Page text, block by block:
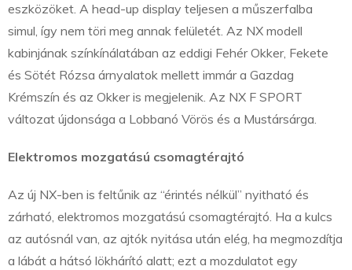
eszközöket. A head-up display teljesen a műszerfalba
simul, így nem töri meg annak felületét. Az NX modell
kabinjának színkínálatában az eddigi Fehér Okker, Fekete
és Sötét Rózsa árnyalatok mellett immár a Gazdag
Krémszín és az Okker is megjelenik. Az NX F SPORT
változat újdonsága a Lobbanó Vörös és a Mustársárga.
Elektromos mozgatású csomagtérajtó
Az új NX-ben is feltűnik az “érintés nélkül” nyitható és
zárható, elektromos mozgatású csomagtérajtó. Ha a kulcs
az autósnál van, az ajtók nyitása után elég, ha megmozdítja
a lábát a hátsó lökhárító alatt; ezt a mozdulatot egy